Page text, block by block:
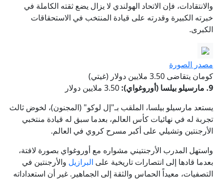
والانتقادات، فإن الاتحاد الهولندي لا يزال يضع ثقته الكاملة في
خبرته الكبيرة وقدرته على قيادة المنتخب في الاستحقاقات
الكبرى.
مصدر الصورة
كومان يتقاضى 3.50 ملايين دولار (غيتي)
9. مارسيلو بيلسا (أوروغواي):
يستعد مارسيلو بيلسا، الملقب بـ"إل لوكو" (المجنون)، لخوض ثالث
تجربة له في نهائيات كأس العالم، بعدما سبق له قيادة منتخبي
الأرجنتين وتشيلي على أكبر مسرح كروي في العالم.
واستهل المدرب الأرجنتيني مشواره مع أوروغواي بصورة لافتة،
بعدما قادها إلى انتصارات تاريخية على البرازيل والأرجنتين في
التصفيات، معيداً الحماس والثقة إلى الجماهير. غير أن استعداداته